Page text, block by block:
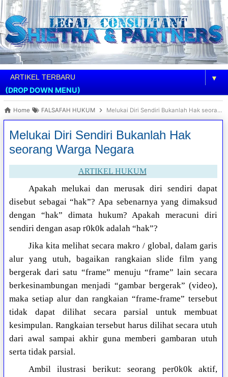
▼
(DROP DOWN MENU)
Home FALSAFAH HUKUM Melukai Diri Sendiri Bukanlah Hak seorang Warga Negara
Melukai Diri Sendiri Bukanlah Hak
seorang Warga Negara
ARTIKEL HUKUM
Apakah melukai dan merusak diri sendiri dapat
disebut sebagai “hak”? Apa sebenarnya yang dimaksud
dengan “hak” dimata hukum? Apakah meracuni diri
sendiri dengan asap r0k0k adalah “hak”?
Jika kita melihat secara makro / global, dalam garis
alur yang utuh, bagaikan rangkaian slide film yang
bergerak dari satu “frame” menuju “frame” lain secara
berkesinambungan menjadi “gambar bergerak” (video),
maka setiap alur dan rangkaian “frame-frame” tersebut
tidak dapat dilihat secara parsial untuk membuat
kesimpulan. Rangkaian tersebut harus dilihat secara utuh
dari awal sampai akhir guna memberi gambaran utuh
serta tidak parsial.
Ambil ilustrasi berikut: seorang per0k0k aktif,